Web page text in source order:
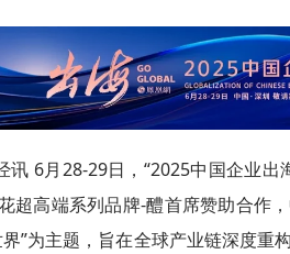
讯 6月28-29日，“2025中国企业
超高端系列品牌-醴首席赞助合作
”为主题，旨在全球产业链深度重